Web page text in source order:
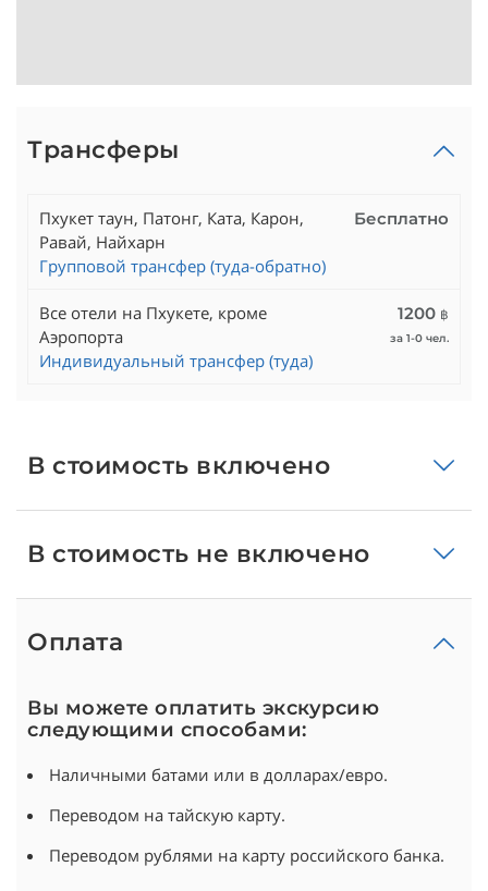
Трансферы
Пхукет таун, Патонг, Ката, Карон,
Равай, Найхарн
Групповой трансфер (туда-обратно)
Бесплатно
Все отели на Пхукете, кроме
Аэропорта
Индивидуальный трансфер (туда)
1200 ฿
за 1-0 чел.
В стоимость включено
В стоимость не включено
Оплата
Вы можете оплатить экскурсию
следующими способами:
Наличными батами или в долларах/евро.
Переводом на тайскую карту.
Переводом рублями на карту российского банка.